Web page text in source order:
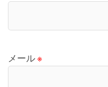
メール※